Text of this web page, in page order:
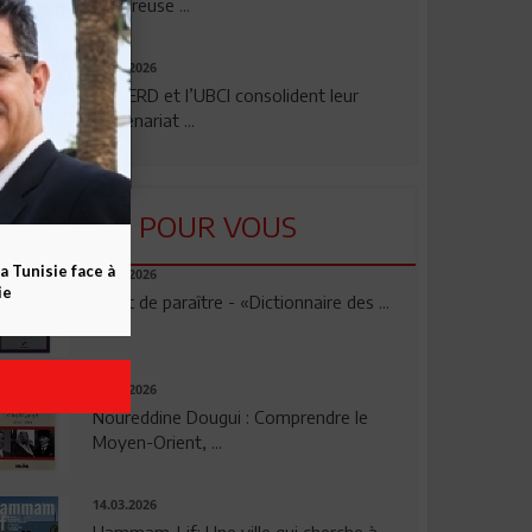
rigoureuse ...
24.07.2026
La BERD et l’UBCI consolident leur
partenariat ...
LU POUR VOUS
23.04.2026
Vient de paraître - «Dictionnaire des ...
17.03.2026
Noureddine Dougui : Comprendre le
Moyen-Orient, ...
14.03.2026
Tunisie face à